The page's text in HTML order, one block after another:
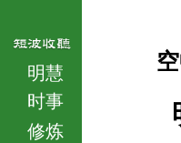
明慧
时事
修炼